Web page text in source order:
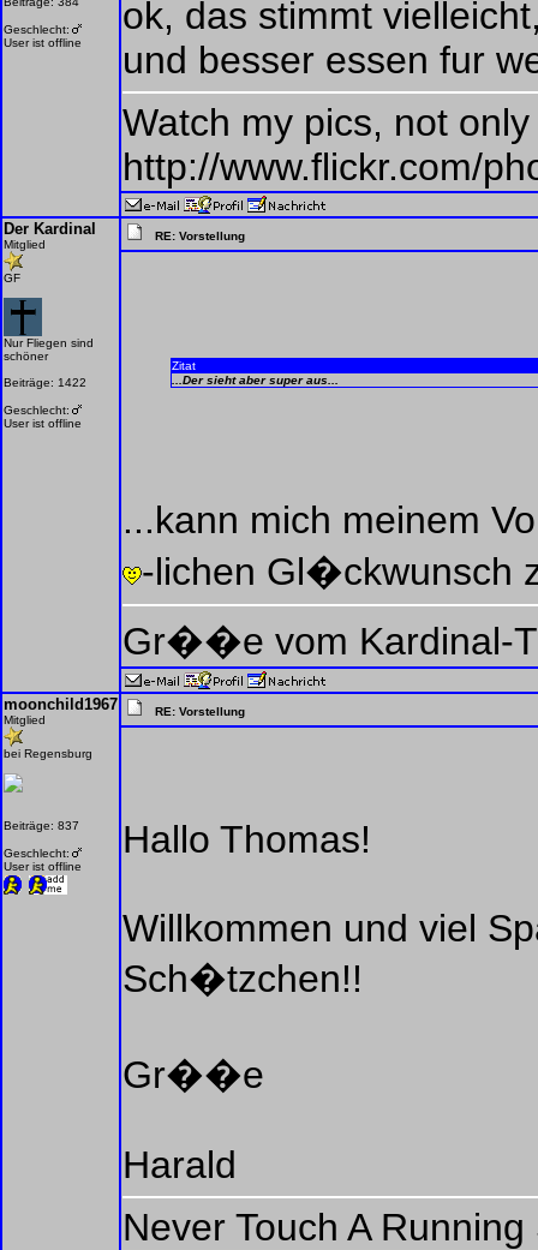
Geschlecht:
User ist offline
ok, das stimmt
und besser essen fur
Watch my pics, not
http://www.flickr.com/
Der Kardinal
Mitglied
GF
Nur Fliegen sind
schöner
Beiträge: 1422
Geschlecht:
User ist offline
RE: Vorstellung
Zitat
...Der sieht aber super aus...
...kann mich meinem
-lichen Gl�ckwunsch
Gr��e vom Kardinal-
moonchild1967
Mitglied
bei Regensburg
Beiträge: 837
Geschlecht:
User ist offline
RE: Vorstellung
Hallo Thomas!
Willkommen und viel
Sch�tzchen!!
Gr��e
Harald
Never Touch A